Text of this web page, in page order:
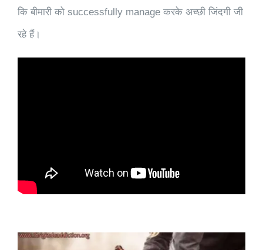
कि बीमारी को successfully manage करके अच्छी जिंदगी जी
रहे हैं।